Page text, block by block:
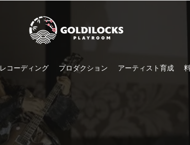
レコーディング プロダクション アーティスト育成